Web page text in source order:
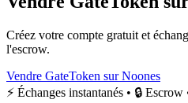
Créez votre compte gratuit et
l'escrow.
Vendre GateToken sur Noones
⚡ Échanges instantanés • 🔒